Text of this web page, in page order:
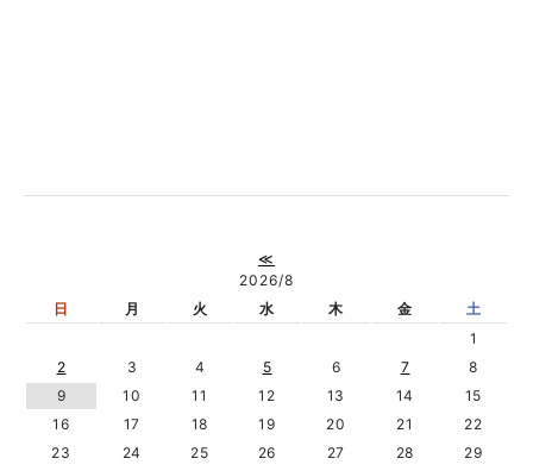
≪
2026/8
日
月 火 水 木 金
土
1
2
3 4 5 6 7
8
9
10 11 12 13 14
15
16
17 18 19 20 21
22
23
24 25 26 27 28
29